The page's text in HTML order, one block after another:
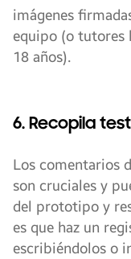
imágenes
equipo (o tutores
18 años).
6. Recopila
Los comentarios
son cruciales y
del prototipo y
es que haz un
escribiéndolos o